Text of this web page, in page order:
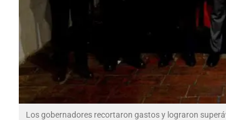
Los gobernadores recortaron gastos y lograron